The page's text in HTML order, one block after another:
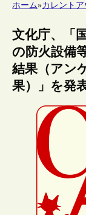
ホーム»カレント
文化庁、「
の防火設備
結果（アン
果）」を発